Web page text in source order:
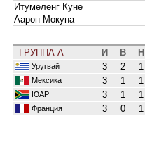
Итумеленг Куне
Аарон Мокуна
ГРУППА A И В Н
Уругвай 3 2 1
Мексика 3 1 1
ЮАР 3 1 1
Франция 3 0 1